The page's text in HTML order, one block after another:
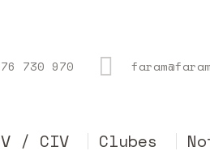
730 970
/ CIV Clubes